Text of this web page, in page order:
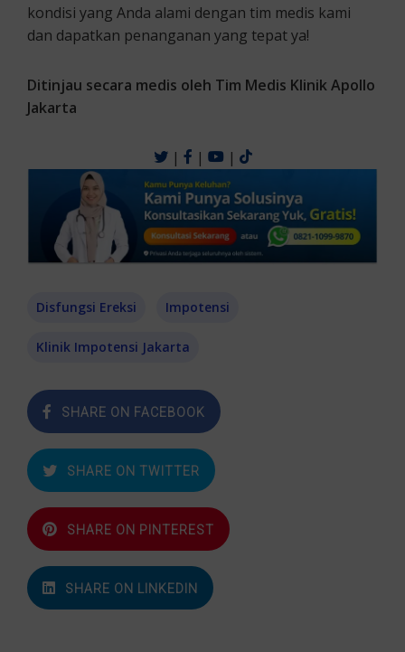
kondisi yang Anda alami dengan tim medis kami
dan dapatkan penanganan yang tepat ya!
Ditinjau secara medis oleh Tim Medis Klinik Apollo
Jakarta
| | |
Disfungsi Ereksi Impotensi
Klinik Impotensi Jakarta
SHARE ON FACEBOOK
SHARE ON TWITTER
SHARE ON PINTEREST
SHARE ON LINKEDIN